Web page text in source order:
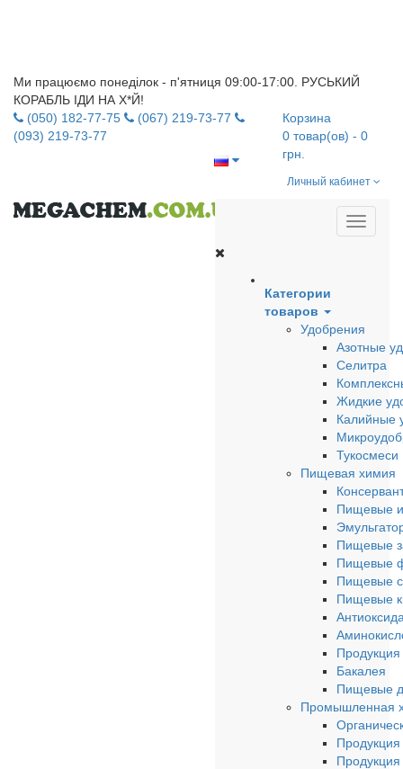
Ми працюємо понеділок - п'ятниця 09:00-17:00. РУСЬКИЙ
КОРАБЛЬ ІДИ НА Х*Й!
(050) 182-77-75
(067) 219-73-77
(093) 219-73-77
Корзина
0товар(ов) - 0
грн.
Личный кабинет
Категории
товаров
Удобрения
Азотные
Селитра
Жидкие
Калийные
Тукосмеси
Пищевая химия
Пищевые
Пищевые
Пищевые
Пищевые
Пищевые
Бакалея
Пищевые
Промышленная